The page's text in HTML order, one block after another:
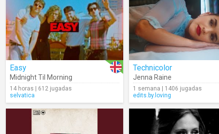
Easy
Midnight Til Morning
14 horas | 612 jugadas
selvatica
Technicolor
Jenna Raine
1 semana | 1406 jugadas
edits.by.loving